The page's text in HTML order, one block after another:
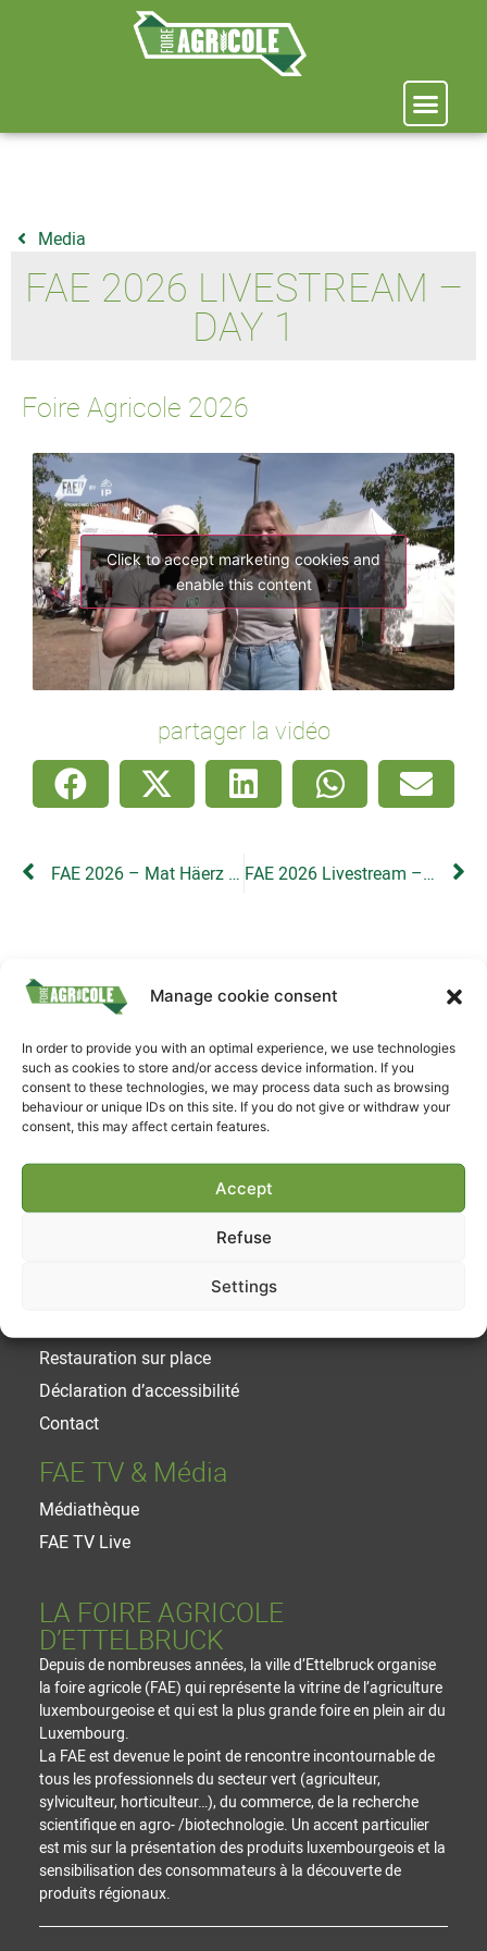
Manage cookie consent
In order to provide you with an optimal experience, we use technologies
such as cookies to store and/or access device information. If you
consent to these technologies, we may process data such as browsing
behaviour or unique IDs on this site. If you do not give or withdraw your
consent, this may affect certain features.
Accept
Refuse
Settings
Media
FAE 2026 LIVESTREAM –
DAY 1
Foire Agricole 2026
Click to accept marketing cookies and
enable this content
partager la vidéo
FAE 2026 – Mat Häerz a Séil bei de Kéi FAE 2026 Livestream – Day 2
Suivez-nous
Liens utiles
Restauration sur place
Déclaration d’accessibilité
Contact
FAE TV & Média
Médiathèque
FAE TV Live
LA FOIRE AGRICOLE
D’ETTELBRUCK
Depuis de nombreuses années, la ville d’Ettelbruck organise
la foire agricole (FAE) qui représente la vitrine de l’agriculture
luxembourgeoise et qui est la plus grande foire en plein air du
Luxembourg.
La FAE est devenue le point de rencontre incontournable de
tous les professionnels du secteur vert (agriculteur,
sylviculteur, horticulteur…), du commerce, de la recherche
scientifique en agro- /biotechnologie. Un accent particulier
est mis sur la présentation des produits luxembourgeois et la
sensibilisation des consommateurs à la découverte de
produits régionaux.